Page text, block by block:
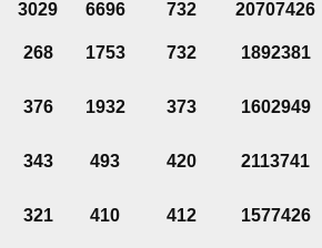
3029 6696 732
20707426
268 1753 732 1892381
376 1932 373 1602949
343 493 420 2113741
321 410 412 1577426